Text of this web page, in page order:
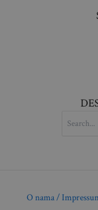
FOR:
O nama /